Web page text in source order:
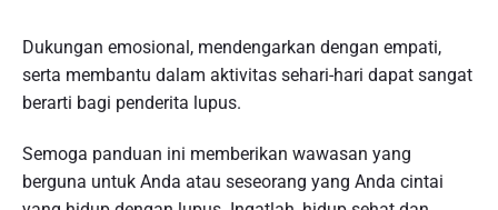
Dukungan emosional, mendengarkan dengan empati,
serta membantu dalam aktivitas sehari-hari dapat sangat
berarti bagi penderita lupus.
Semoga panduan ini memberikan wawasan yang
berguna untuk Anda atau seseorang yang Anda cintai